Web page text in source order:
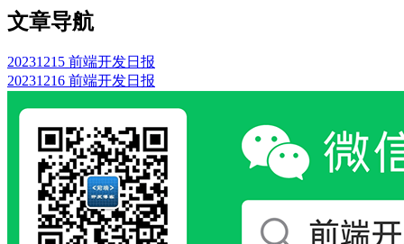
文章导航
20231215 前端开发日报
20231216 前端开发日报